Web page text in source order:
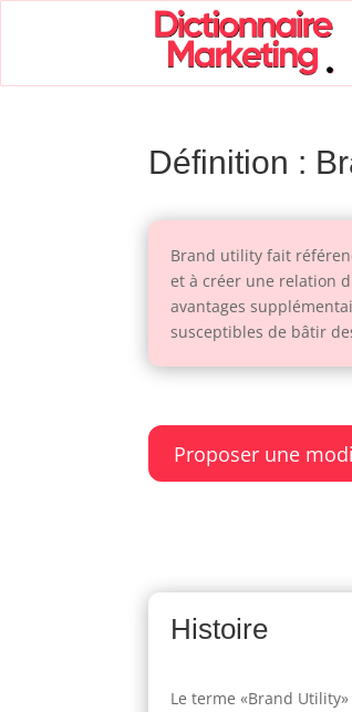
Définition :
Brand utility fait
et à créer une relation
avantages
susceptibles de bâtir
Proposer une
Histoire
Le terme «Brand